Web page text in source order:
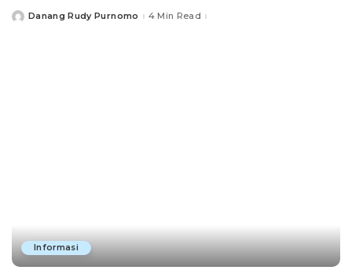
PostedDanang Rudy Purnomo 4 Min Read
Informasi